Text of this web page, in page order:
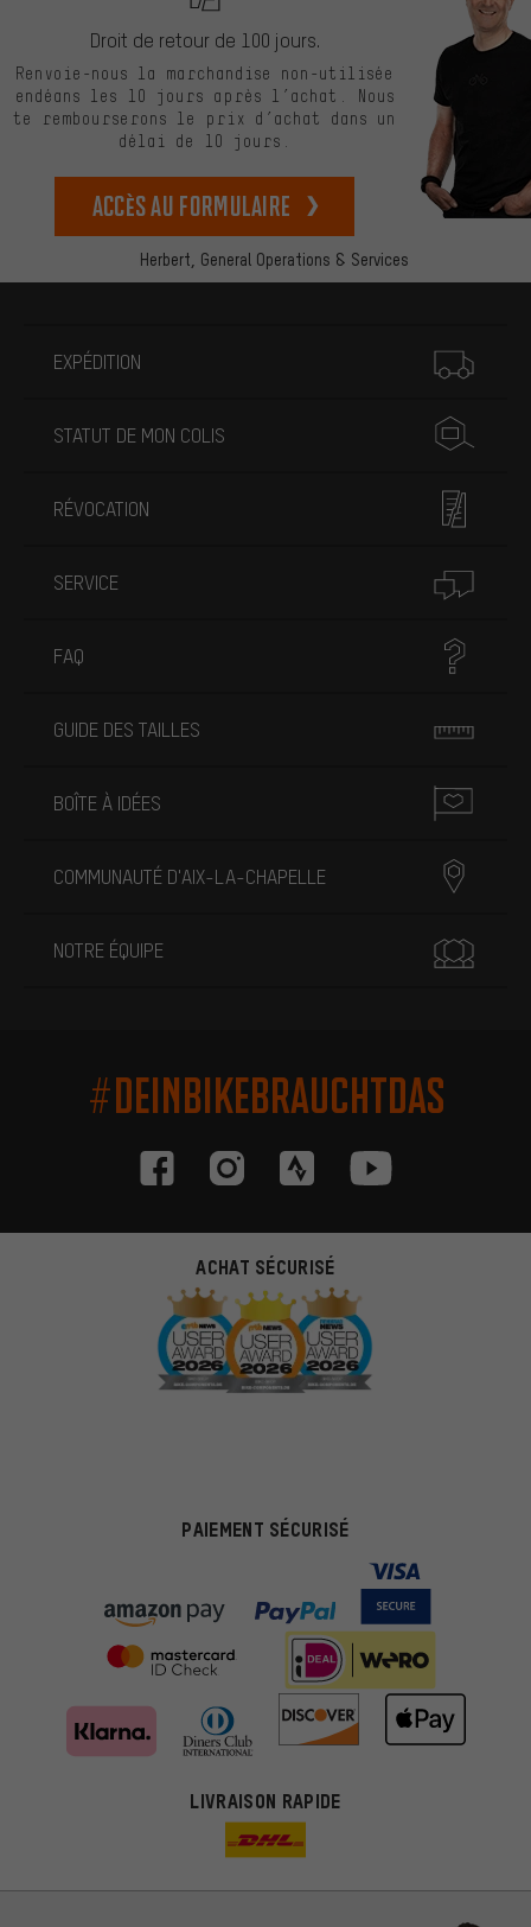
Herbert, General Operations & Services
Droit de retour de 100 jours.
Renvoie-nous la marchandise non-utilisée
endéans les 10 jours après l’achat. Nous
te rembourserons le prix d’achat dans un
délai de 10 jours.
Accès au formulaire
EXPÉDITION
STATUT DE MON COLIS
RÉVOCATION
SERVICE
FAQ
GUIDE DES TAILLES
BOÎTE À IDÉES
COMMUNAUTÉ D'AIX-LA-CHAPELLE
NOTRE ÉQUIPE
#DEINBIKEBRAUCHTDAS
ACHAT SÉCURISÉ
PAIEMENT SÉCURISÉ
LIVRAISON RAPIDE